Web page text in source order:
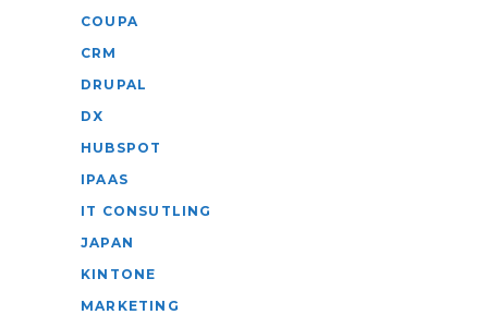
COUPA
CRM
DRUPAL
DX
HUBSPOT
IPAAS
IT CONSUTLING
JAPAN
KINTONE
MARKETING